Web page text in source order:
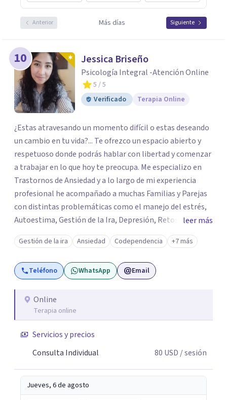
Anterior Más días Siguiente
10 Jessica Briseño
Psicología Integral -Atención Online
5 / 5
Verificado
Terapia Online
¿Estas atravesando un momento difícil o estas deseando
un cambio en tu vida?... Te ofrezco un espacio abierto y
respetuoso donde podrás hablar con libertad y comenzar
a trabajar en lo que hoy te preocupa. Me especializo en
Trastornos de Ansiedad y a lo largo de mi experiencia
profesional he acompañado a muchas Familias y Parejas
con distintas problemáticas como el manejo del estrés,
Autoestima, Gestión de la Ira, Depresión, Retos en la
Crianza, Codependencia, Celos, entre otros. Cuento con
más de 12 años de experiencia en el área de la Salud
mental y he trabajado en distintos contextos clínicos con
niños, Adolescentes y Adultos
leer más
Gestión de la ira Ansiedad Codependencia +7 más
Teléfono WhatsApp Email
Online
Terapia online
Servicios y precios
Consulta Individual
80 USD / sesión
Jueves, 6 de agosto